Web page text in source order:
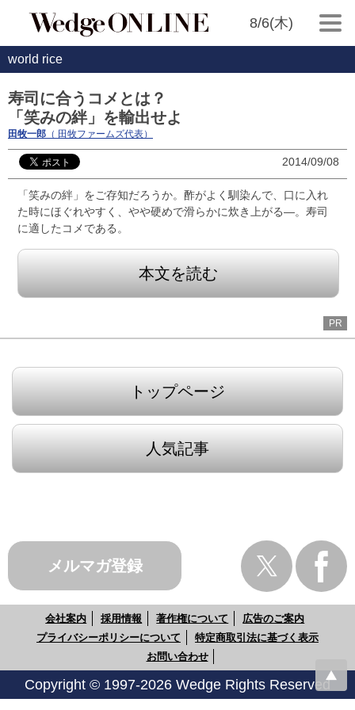
8/6(木)
world rice
寿司に合うコメとは？
「笑みの絆」を輸出せよ
田牧一郎 （ 田牧ファームズ代表）
2014/09/08
「笑みの絆」をご存知だろうか。酢がよく馴染んで、口に入れ
た時にほぐれやすく、やや硬めで滑らかに炊き上がる―。寿司
に適したコメである。
本文を読む
PR
トップページ
人気記事
メルマガ登録
会社案内 採用情報 著作権について
広告のご案内
プライバシーポリシーについて
特定商取引法に基づく表示
お問い合わせ
Copyright © 1997-2026 Wedge Rights Reserved